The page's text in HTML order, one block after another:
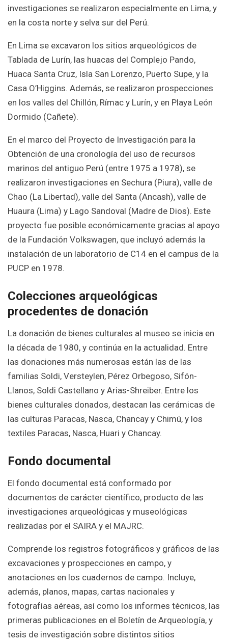
investigaciones se realizaron especialmente en Lima, y
en la costa norte y selva sur del Perú.
En Lima se excavaron los sitios arqueológicos de
Tablada de Lurín, las huacas del Complejo Pando,
Huaca Santa Cruz, Isla San Lorenzo, Puerto Supe, y la
Casa O’Higgins. Además, se realizaron prospecciones
en los valles del Chillón, Rímac y Lurín, y en Playa León
Dormido (Cañete).
En el marco del Proyecto de Investigación para la
Obtención de una cronología del uso de recursos
marinos del antiguo Perú (entre 1975 a 1978), se
realizaron investigaciones en Sechura (Piura), valle de
Chao (La Libertad), valle del Santa (Ancash), valle de
Huaura (Lima) y Lago Sandoval (Madre de Dios). Este
proyecto fue posible económicamente gracias al apoyo
de la Fundación Volkswagen, que incluyó además la
instalación de un laboratorio de C14 en el campus de la
PUCP en 1978.
Colecciones arqueológicas
procedentes de donación
La donación de bienes culturales al museo se inicia en
la década de 1980, y continúa en la actualidad. Entre
las donaciones más numerosas están las de las
familias Soldi, Versteylen, Pérez Orbegoso, Sifón-
Llanos, Soldi Castellano y Arias-Shreiber. Entre los
bienes culturales donados, destacan las cerámicas de
las culturas Paracas, Nasca, Chancay y Chimú, y los
textiles Paracas, Nasca, Huari y Chancay.
Fondo documental
El fondo documental está conformado por
documentos de carácter científico, producto de las
investigaciones arqueológicas y museológicas
realizadas por el SAIRA y el MAJRC.
Comprende los registros fotográficos y gráficos de las
excavaciones y prospecciones en campo, y
anotaciones en los cuadernos de campo. Incluye,
además, planos, mapas, cartas nacionales y
fotografías aéreas, así como los informes técnicos, las
primeras publicaciones en el Boletín de Arqueología, y
tesis de investigación sobre distintos sitios